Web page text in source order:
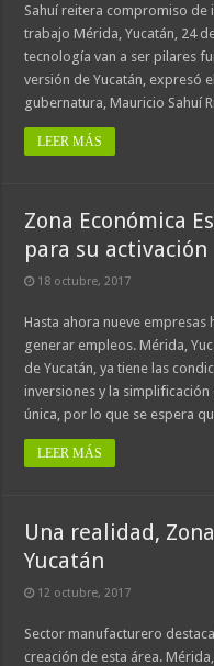
Sahuí reitera compromiso de
trabajo Mérida, Yucatán, 24
tecnología van a ser pilares
versión de Yucatán, expresó
gubernatura, Mauricio Sahuí
LEER MÁS
Zona Económica
para su activación
18 octubre, 2017
Hasta ahora nueve
generar empleos. Mérida,
de Yucatán, ya tiene las
inversiones y la
única, por lo que se espera
LEER MÁS
Una realidad,
Yucatán
12 octubre, 2017
Sector manufacturero
creación de esta área.